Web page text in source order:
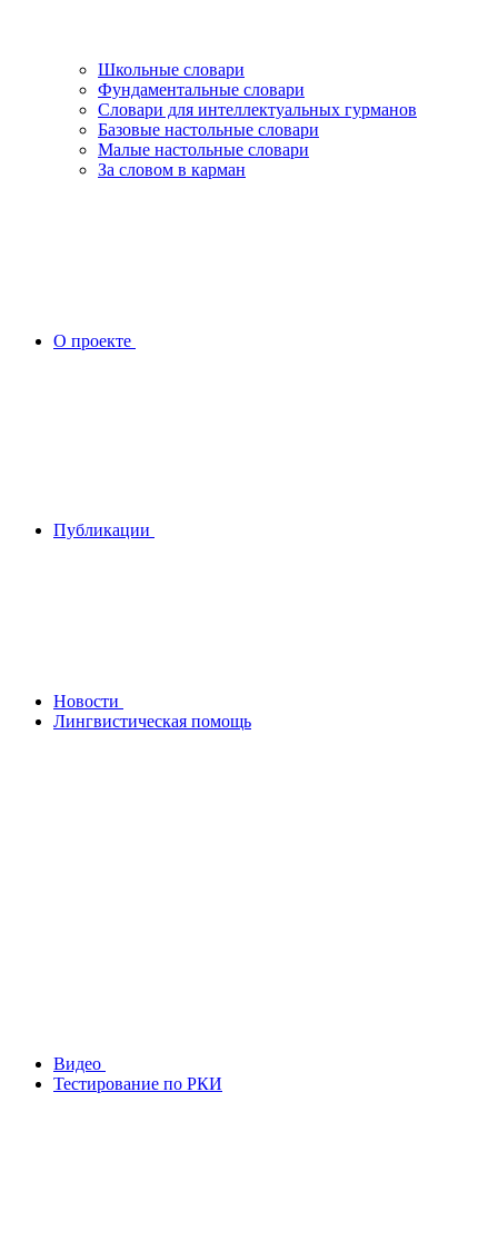
Школьные словари
Фундаментальные словари
Словари для интеллектуальных гурманов
Базовые настольные словари
Малые настольные словари
За словом в карман
О проекте
Публикации
Новости
Лингвистическая помощь
Видео
Тестирование по РКИ